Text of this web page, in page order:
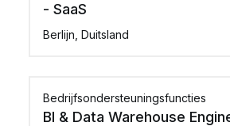
- SaaS
Berlijn, Duitsland
Bedrijfsondersteuningsfuncties
BI & Data Warehouse